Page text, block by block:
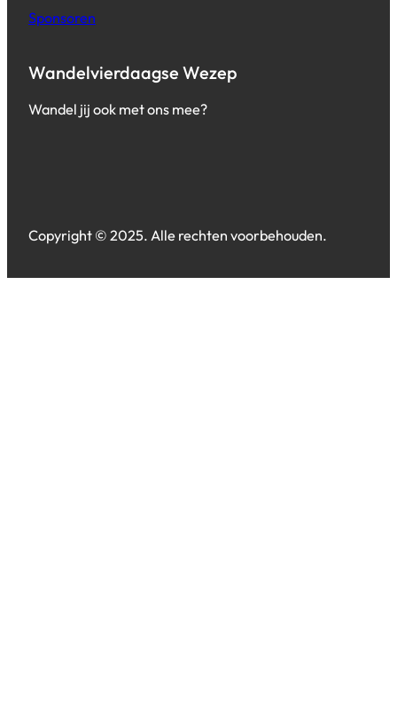
Sponsoren
Wandelvierdaagse Wezep
Wandel jij ook met ons mee?
Copyright © 2025. Alle rechten voorbehouden.